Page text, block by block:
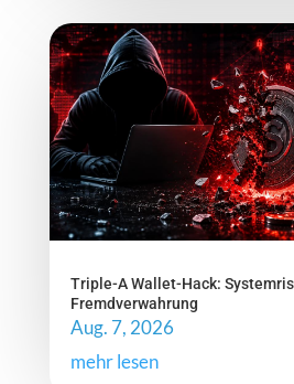
Triple-A Wallet-Hack:
Fremdverwahrung
Aug. 7, 2026
mehr lesen